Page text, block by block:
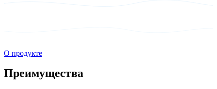
О продукте
Преимущества